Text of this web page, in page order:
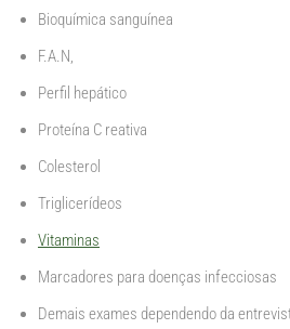
Bioquímica sanguínea
F.A.N,
Perfil hepático
Proteína C reativa
Colesterol
Triglicerídeos
Vitaminas
Marcadores para doenças infecciosas
Demais exames dependendo da